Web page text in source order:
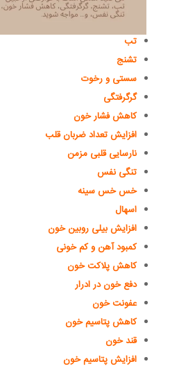
تب
تشنج
سستی و رخوت
گرگرفتگی
کاهش فشار خون
افزایش تعداد ضربان قلب
نارسایی قلبی مزمن
تنگی نفس
خس خس سینه
اسهال
افزایش بیلی روبین خون
کمبود آهن و کم خونی
کاهش پلاکت خون
دفع خون در ادرار
عفونت خون
کاهش پتاسیم خون
قند خون
افزایش پتاسیم خون